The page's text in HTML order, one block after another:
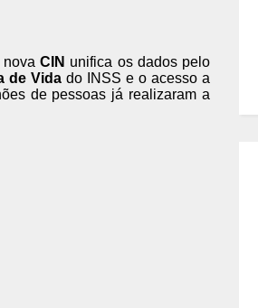
novaCIN unifica os dados pelo
de Vida do INSS e o acesso a
de pessoas já realizaram a